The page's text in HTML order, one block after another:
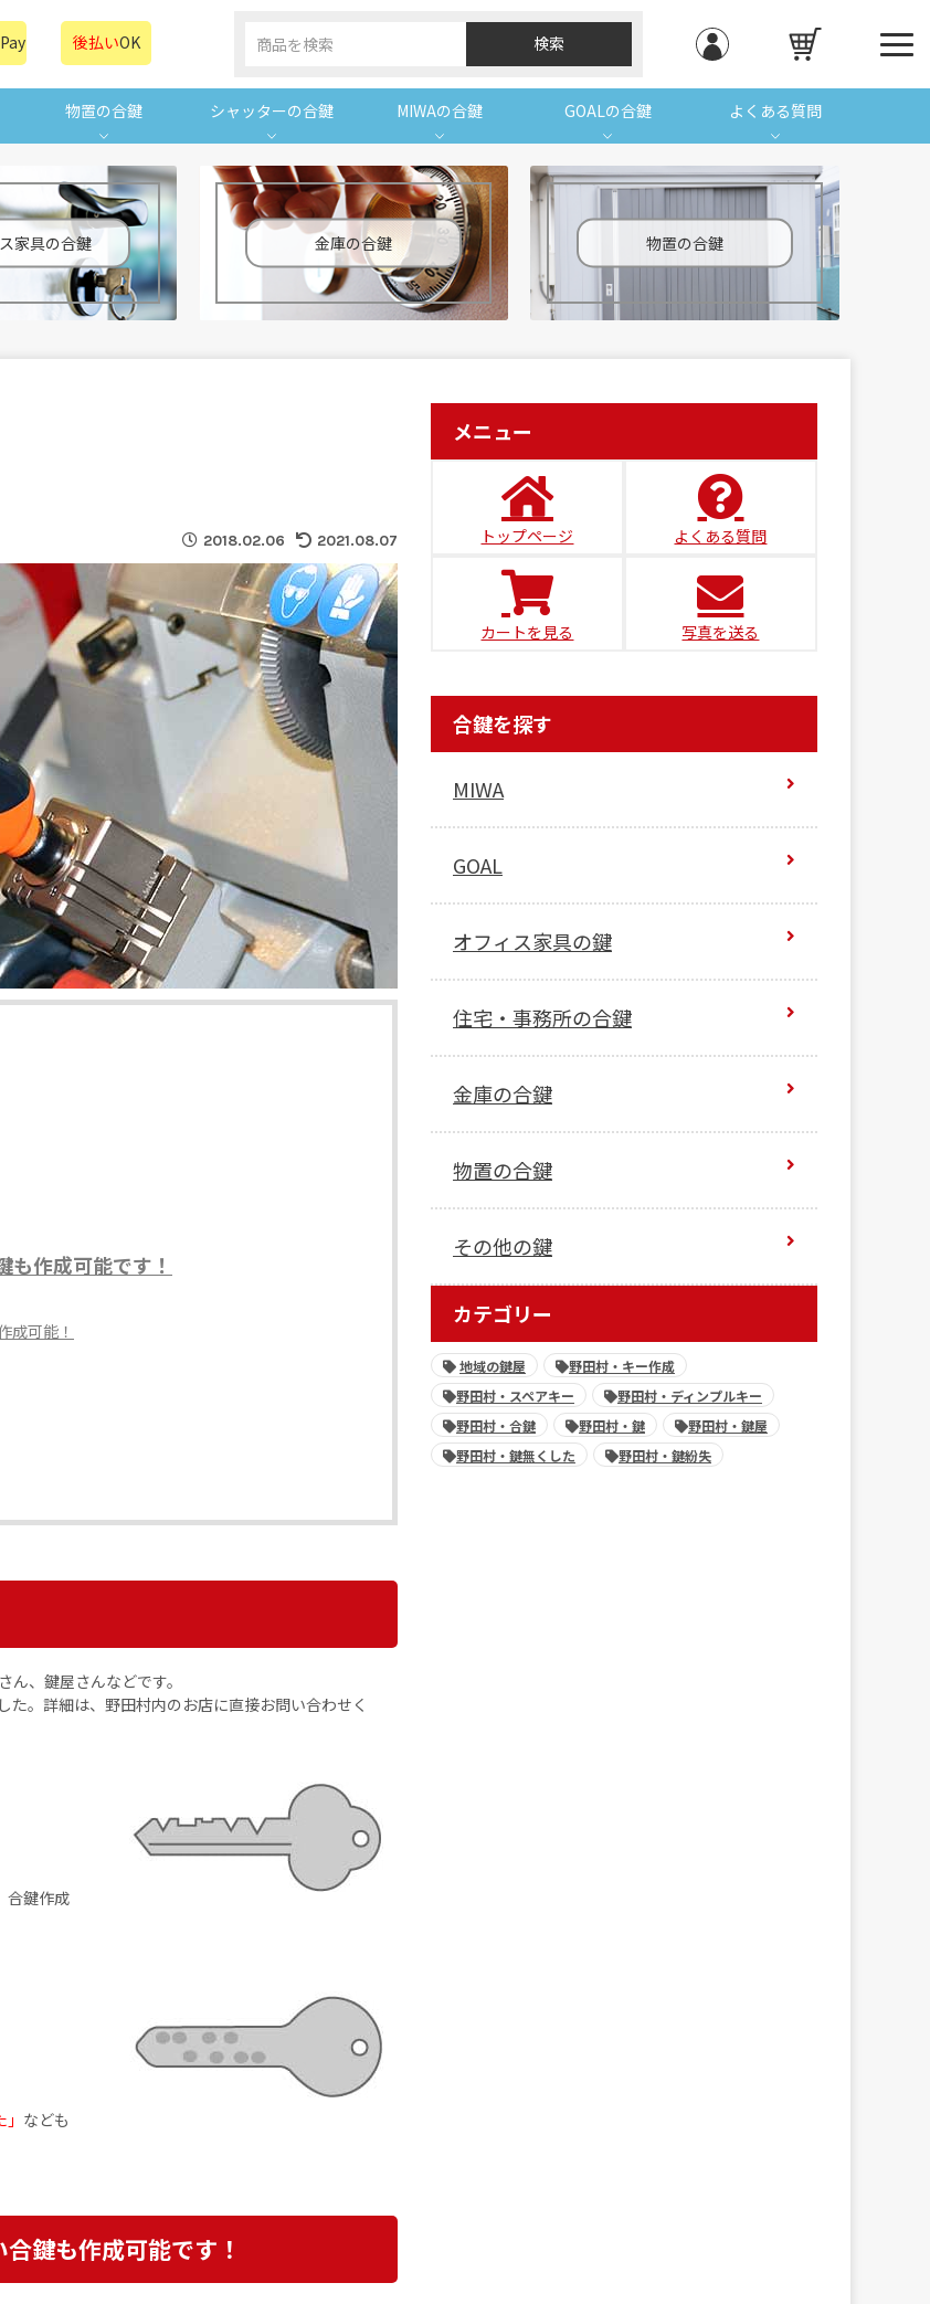
後払いOK
物置の合鍵 シャッターの合鍵 MIWAの合鍵 GOALの合鍵 よくある質問
家具の合鍵 金庫の合鍵 物置の合鍵
2018.02.06 2021.08.07
も作成可能です！
成可能！
、鍵屋さんなどです。
。詳細は、野田村内のお店に直接お問い合わせく
合鍵作成
なども
鍵も作成可能です！
メニュー
トップページ よくある質問
カートを見る 写真を送る
合鍵を探す
MIWA
GOAL
オフィス家具の鍵
住宅・事務所の合鍵
金庫の合鍵
物置の合鍵
その他の鍵
カテゴリー
地域の鍵屋
野田村・キー作成
野田村・スペアキー
野田村・ディンプルキー
野田村・合鍵
野田村・鍵
野田村・鍵屋
野田村・鍵無くした
野田村・鍵紛失